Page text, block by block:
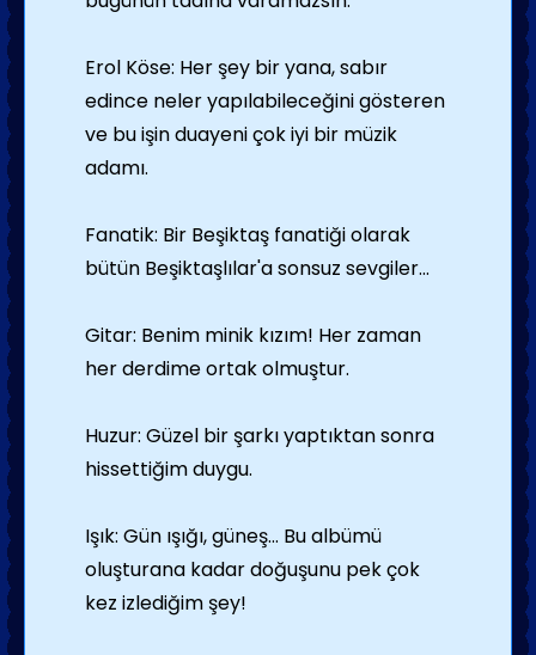
Erol Köse: Her şey bir yana, sabır
edince neler yapılabileceğini gösteren
ve bu işin duayeni çok iyi bir müzik
adamı.
Fanatik: Bir Beşiktaş fanatiği olarak
bütün Beşiktaşlılar'a sonsuz sevgiler...
Gitar: Benim minik kızım! Her zaman
her derdime ortak olmuştur.
Huzur: Güzel bir şarkı yaptıktan sonra
hissettiğim duygu.
Işık: Gün ışığı, güneş... Bu albümü
oluşturana kadar doğuşunu pek çok
kez izlediğim şey!